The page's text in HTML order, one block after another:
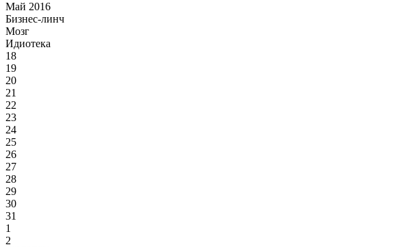
Май 2016
Бизнес-линч
Мозг
Идиотека
18
19
20
21
22
23
24
25
26
27
28
29
30
31
1
2